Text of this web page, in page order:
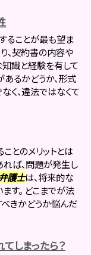
ることが最も望ま
、契約書の内容や
識と経験を有して
あるかどうか、形式
く、違法ではなくて
とのメリットとは
れば、問題が発生し
弁護士は、将来的な
す。 どこまでが法
きかどうか悩んだ
しまったら？